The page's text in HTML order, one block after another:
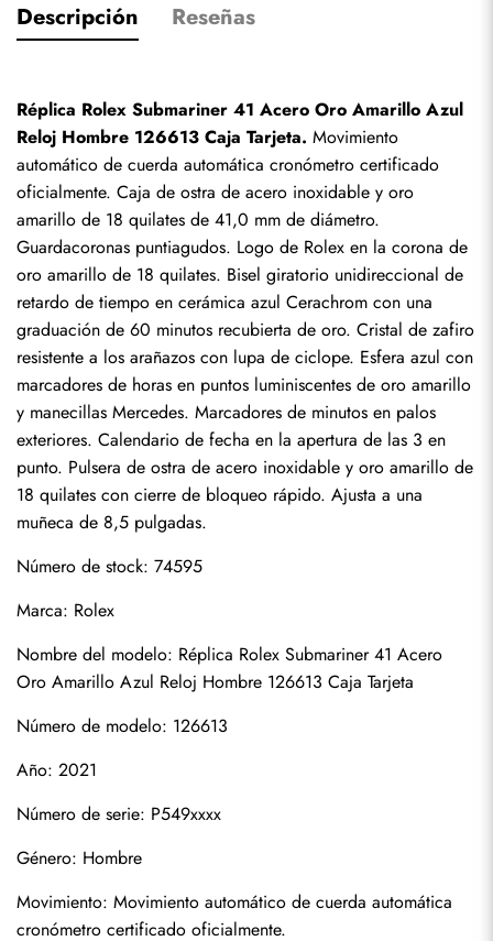
Descripción Reseñas
Réplica Rolex Submariner 41 Acero Oro Amarillo Azul
Reloj Hombre 126613 Caja Tarjeta. Movimiento
automático de cuerda automática cronómetro certificado
oficialmente. Caja de ostra de acero inoxidable y oro
amarillo de 18 quilates de 41,0 mm de diámetro.
Guardacoronas puntiagudos. Logo de Rolex en la corona de
oro amarillo de 18 quilates. Bisel giratorio unidireccional de
retardo de tiempo en cerámica azul Cerachrom con una
graduación de 60 minutos recubierta de oro. Cristal de zafiro
resistente a los arañazos con lupa de ciclope. Esfera azul con
marcadores de horas en puntos luminiscentes de oro amarillo
y manecillas Mercedes. Marcadores de minutos en palos
exteriores. Calendario de fecha en la apertura de las 3 en
punto. Pulsera de ostra de acero inoxidable y oro amarillo de
18 quilates con cierre de bloqueo rápido. Ajusta a una
muñeca de 8,5 pulgadas.
Número de stock: 74595
Marca: Rolex
Nombre del modelo: Réplica Rolex Submariner 41 Acero
Oro Amarillo Azul Reloj Hombre 126613 Caja Tarjeta
Número de modelo: 126613
Año: 2021
Número de serie: P549xxxx
Género: Hombre
Movimiento: Movimiento automático de cuerda automática
cronómetro certificado oficialmente.